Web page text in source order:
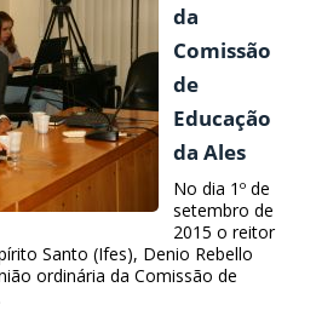
da
Comissão
de
Educação
da Ales
No dia 1º de
setembro de
2015 o reitor
Santo (Ifes), Denio Rebello
ordinária da Comissão de